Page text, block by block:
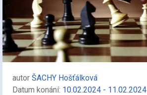
autor ŠACHY Hošťálková
Datum konání: 10.02.2024 - 11.02.2024